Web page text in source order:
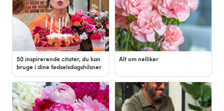
50 inspirerende citater, du kan
bruge i dine fødselsdagshilsner
Alt om nelliker